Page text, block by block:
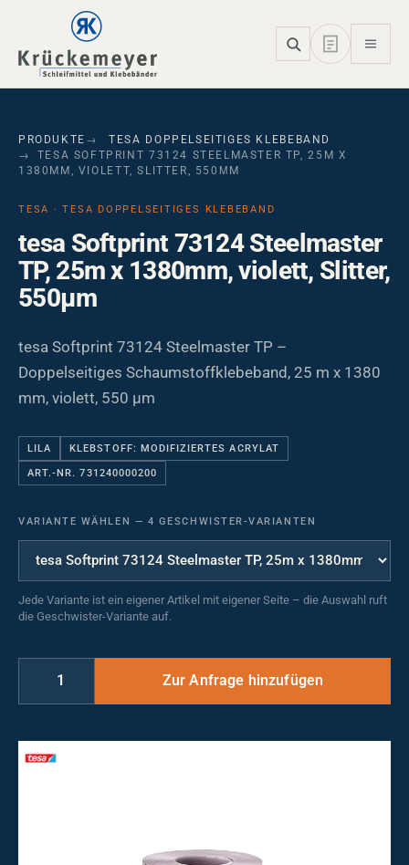
Skip to main navigation
Skip to main content
Skip to page footer
PRODUKTE
TESA DOPPELSEITIGES KLEBEBAND
TESA SOFTPRINT 73124 STEELMASTER TP, 25M X
1380MM, VIOLETT, SLITTER, 550ΜM
TESA · TESA DOPPELSEITIGES KLEBEBAND
tesa Softprint 73124 Steelmaster
TP, 25m x 1380mm, violett, Slitter,
550µm
tesa Softprint 73124 Steelmaster TP –
Doppelseitiges Schaumstoffklebeband, 25 m x 1380
mm, violett, 550 µm
LILA KLEBSTOFF: MODIFIZIERTES ACRYLAT
ART.-NR. 731240000200
VARIANTE WÄHLEN — 4 GESCHWISTER-VARIANTEN
Jede Variante ist ein eigener Artikel mit eigener Seite – die Auswahl ruft
die Geschwister-Variante auf.